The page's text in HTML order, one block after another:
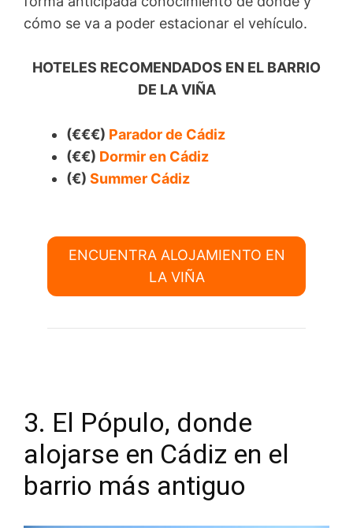
cómo se va a poder estacionar el vehículo.
HOTELES RECOMENDADOS EN EL BARRIO
DE LA VIÑA
(€€€) Parador de Cádiz
(€€) Dormir en Cádiz
(€) Summer Cádiz
ENCUENTRA ALOJAMIENTO EN
LA VIÑA
3. El Pópulo, donde
alojarse en Cádiz en el
barrio más antiguo